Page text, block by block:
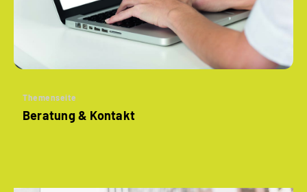
Themenseite
Beratung & Kontakt